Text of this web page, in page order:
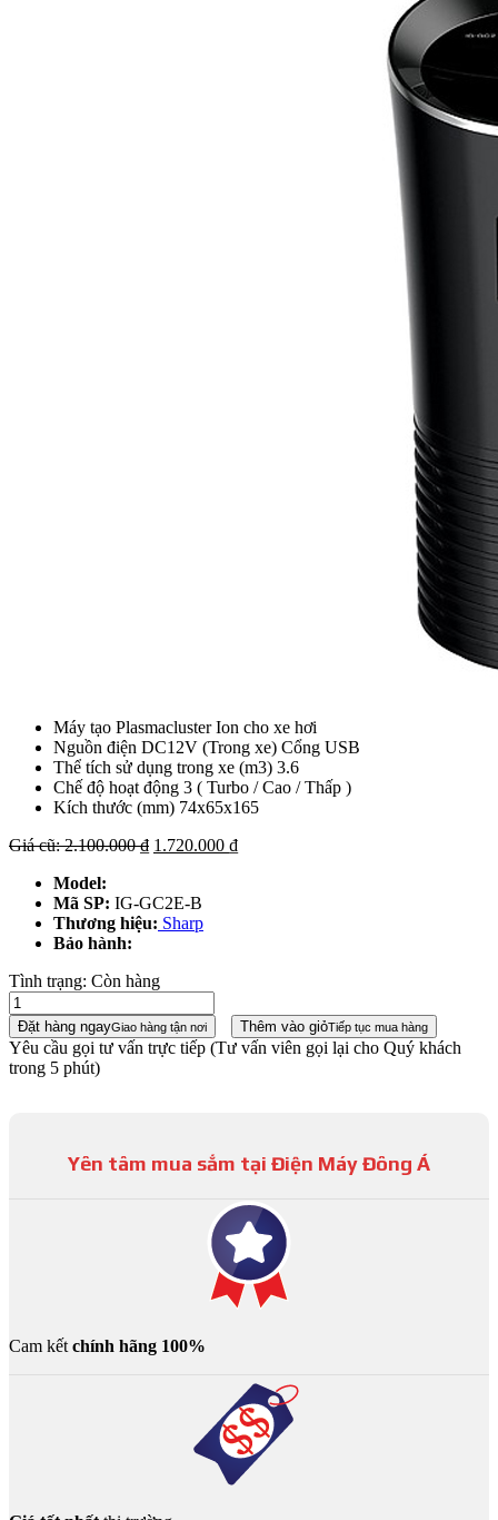
Máy tạo Plasmacluster Ion cho xe hơi
Nguồn điện DC12V (Trong xe) Cổng USB
Thể tích sử dụng trong xe (m3) 3.6
Chế độ hoạt động 3 ( Turbo / Cao / Thấp )
Kích thước (mm) 74x65x165
Giá cũ:2.100.000₫ Giá
2.100.000 ₫.
1.720.000 ₫Giá
Model:
Mã SP: IG-GC2E-B
Thương hiệu: Sharp
Bảo hành:
Tình trạng: Còn hàng
Đặt hàng ngayGiao hàng tận nơi Thêm vào giỏTiếp tục mua hàng
Yêu cầu gọi tư vấn trực tiếp (Tư vấn viên gọi lại cho Quý khách
trong 5 phút)
Yên tâm mua sắm tại Điện Máy Đông Á
Cam kết chính hãng 100%